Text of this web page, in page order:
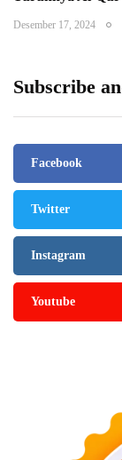
Desember 17, 2024
Subscribe
Facebook
Twitter
Instagram
Youtube